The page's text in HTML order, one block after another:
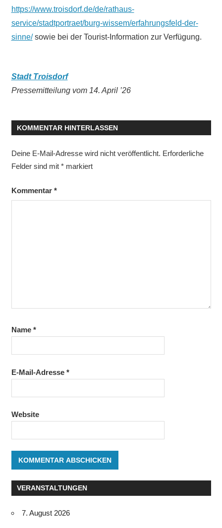
https://www.troisdorf.de/de/rathaus-
service/stadtportraet/burg-wissem/erfahrungsfeld-der-
sinne/sowie bei der Tourist-Information zur Verfügung.
Stadt Troisdorf
Pressemitteilung vom 14. April ’26
KOMMENTAR HINTERLASSEN
Deine E-Mail-Adresse wird nicht veröffentlicht. Erforderliche
Felder sind mit *markiert
Kommentar *
Name *
E-Mail-Adresse *
Website
VERANSTALTUNGEN
7. August 2026